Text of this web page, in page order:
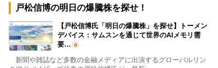
戸松信博の明日の爆騰株を探せ！
【戸松信博氏「明日の爆騰株」を探せ】トーメン
デバイス：サムスンを通じて世界のAIメモリ需
要…
新聞や雑誌など多数の金融メディアに出演するグローバルリン